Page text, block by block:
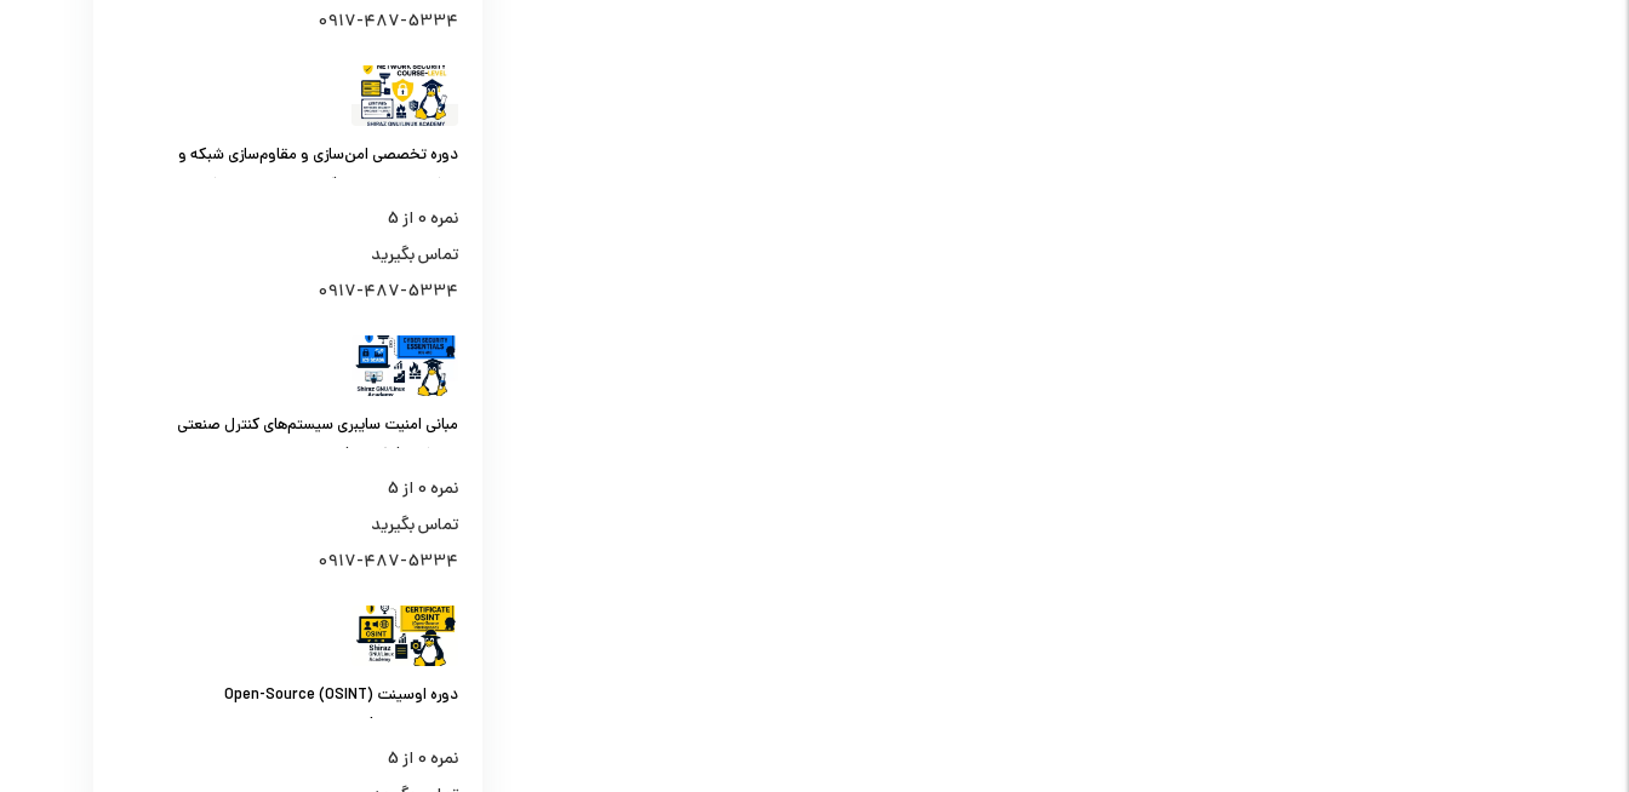
0917-487-5334
دوره تخصصی امن‌سازی و مقاوم‌سازی شبکه و
مراکز داده سازمانی (کارشناس امنیت شبکه
سطح یک)
نمره0 از 5
تماس بگیرید
0917-487-5334
مبانی امنیت سایبری سیستم‌های کنترل صنعتی
و اسکادا (ICS410)
نمره0 از 5
تماس بگیرید
0917-487-5334
دوره اوسینت (OSINT) Open-Source
Intelligence | از جستجو تا تحلیل اطلاعات از
منابع باز
نمره0 از 5